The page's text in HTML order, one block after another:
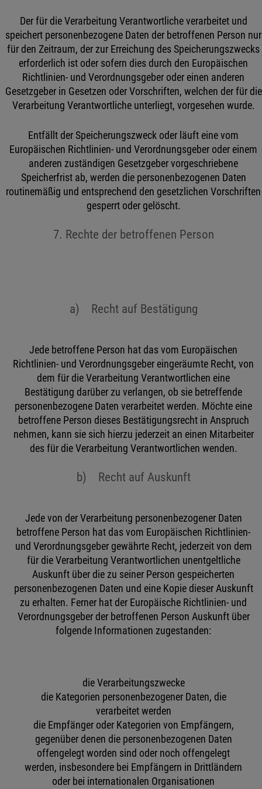
Der für die Verarbeitung Verantwortliche verarbeitet und
speichert personenbezogene Daten der betroffenen Person nur
für den Zeitraum, der zur Erreichung des Speicherungszwecks
erforderlich ist oder sofern dies durch den Europäischen
Richtlinien- und Verordnungsgeber oder einen anderen
Gesetzgeber in Gesetzen oder Vorschriften, welchen der für die
Verarbeitung Verantwortliche unterliegt, vorgesehen wurde.
Entfällt der Speicherungszweck oder läuft eine vom
Europäischen Richtlinien- und Verordnungsgeber oder einem
anderen zuständigen Gesetzgeber vorgeschriebene
Speicherfrist ab, werden die personenbezogenen Daten
routinemäßig und entsprechend den gesetzlichen Vorschriften
gesperrt oder gelöscht.
7. Rechte der betroffenen Person
a) Recht auf Bestätigung
Jede betroffene Person hat das vom Europäischen
Richtlinien- und Verordnungsgeber eingeräumte Recht, von
dem für die Verarbeitung Verantwortlichen eine
Bestätigung darüber zu verlangen, ob sie betreffende
personenbezogene Daten verarbeitet werden. Möchte eine
betroffene Person dieses Bestätigungsrecht in Anspruch
nehmen, kann sie sich hierzu jederzeit an einen Mitarbeiter
des für die Verarbeitung Verantwortlichen wenden.
b) Recht auf Auskunft
Jede von der Verarbeitung personenbezogener Daten
betroffene Person hat das vom Europäischen Richtlinien-
und Verordnungsgeber gewährte Recht, jederzeit von dem
für die Verarbeitung Verantwortlichen unentgeltliche
Auskunft über die zu seiner Person gespeicherten
personenbezogenen Daten und eine Kopie dieser Auskunft
zu erhalten. Ferner hat der Europäische Richtlinien- und
Verordnungsgeber der betroffenen Person Auskunft über
folgende Informationen zugestanden:
die Verarbeitungszwecke
die Kategorien personenbezogener Daten, die
verarbeitet werden
die Empfänger oder Kategorien von Empfängern,
gegenüber denen die personenbezogenen Daten
offengelegt worden sind oder noch offengelegt
werden, insbesondere bei Empfängern in Drittländern
oder bei internationalen Organisationen